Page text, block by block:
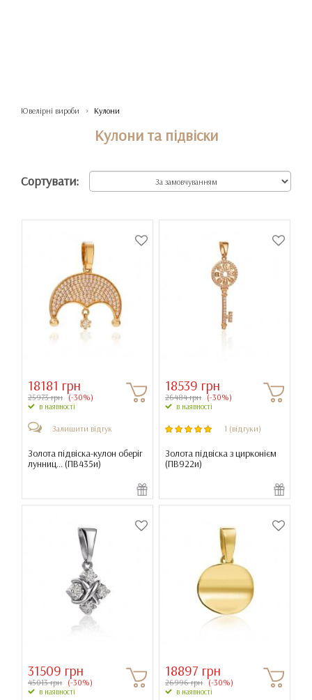
Ювелірні вироби Кулони
Кулони та підвіски
Сортувати:
18181 грн
25973 грн (-30%)
в наявності
Залишити відгук
Золота підвіска-кулон оберіг
лунниц... (ПВ435и)
18539 грн
26484 грн (-30%)
в наявності
1 (відгуки)
Золота підвіска з цирконієм
(ПВ922и)
31509 грн
45013 грн (-30%)
в наявності
18897 грн
26996 грн (-30%)
в наявності